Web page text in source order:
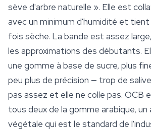
sève d'arbre naturelle ». Elle est
avec un minimum d'humidité et
fois sèche. La bande est assez
les approximations des débutants.
une gomme à base de sucre, plus
peu plus de précision — trop de
pas assez et elle ne colle pas. OCB
tous deux de la gomme arabique,
végétale qui est le standard de